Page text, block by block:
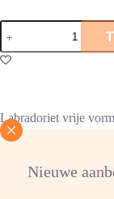
Nieuwe
Labradoriet
vrije
vorm
aantal
Labradoriet vrije
No. 2 152,0 g
No. 3 164,1 g afm.